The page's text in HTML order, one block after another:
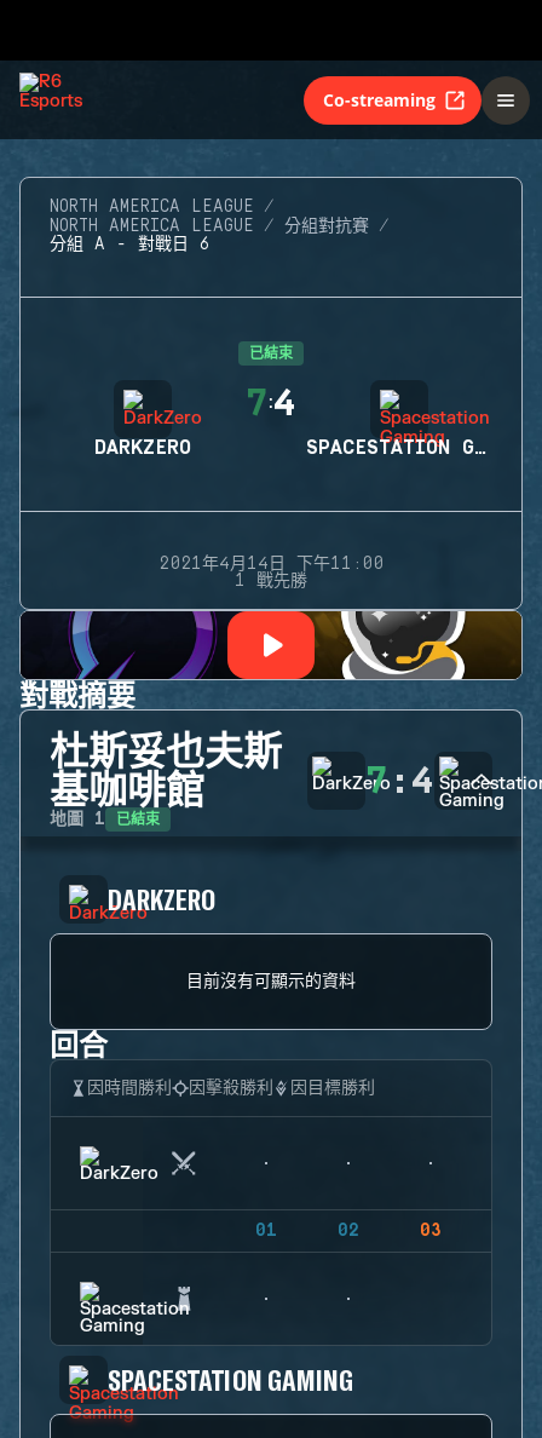
Co-streaming
NORTH AMERICA LEAGUE
NORTH AMERICA LEAGUE
分組對抗賽
分組 A - 對戰日 6
已結束
DARKZERO
7:4
SPACESTATION GAMING
2021年4月14日 下午11:00
1 戰先勝
對戰摘要
杜斯妥也夫斯
基咖啡館
地圖 1 已結束
7: 4
DARKZERO
目前沒有可顯示的資料
回合
因時間勝利 因擊殺勝利 因目標勝利
01 02 03
SPACESTATION GAMING